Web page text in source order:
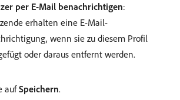
per E-Mail benachrichtigen:
erhalten eine E-Mail-
wenn sie zu diesem Profil
oder daraus entfernt werden.
aufSpeichern.